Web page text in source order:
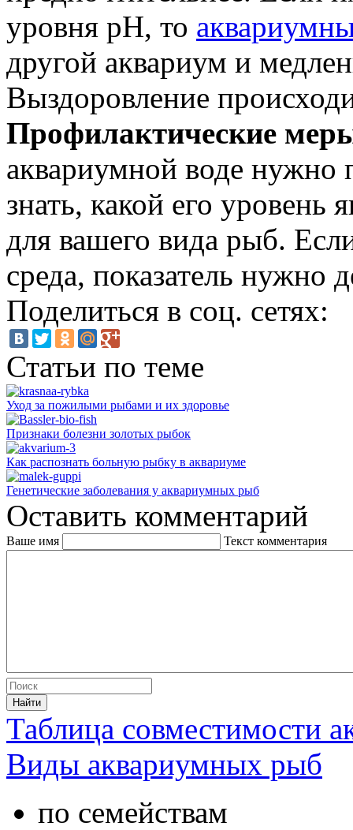
уровня pH, то
другой аквариум и
Выздоровление
Профилактические
аквариумной воде нужно
знать, какой его
для вашего вида рыб.
среда, показатель нужно
Поделиться в соц. сетях:
Статьи по теме
Уход за пожилыми рыбами и их здоровье
Признаки болезни золотых рыбок
Как распознать больную рыбку в аквариуме
Генетические заболевания у аквариумных рыб
Оставить комментарий
Ваше имя Текст комментария
Таблица совместимости
Виды аквариумных рыб
по семействам